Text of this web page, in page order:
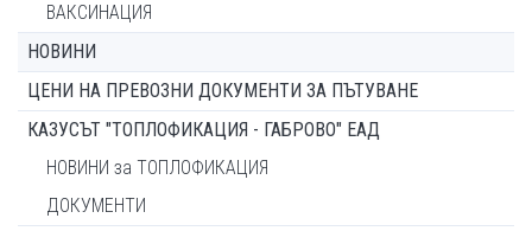
ВАКСИНАЦИЯ
НОВИНИ
ЦЕНИ НА ПРЕВОЗНИ ДОКУМЕНТИ ЗА ПЪТУВАНЕ
КАЗУСЪТ "ТОПЛОФИКАЦИЯ - ГАБРОВО" ЕАД
НОВИНИ за ТОПЛОФИКАЦИЯ
ДОКУМЕНТИ